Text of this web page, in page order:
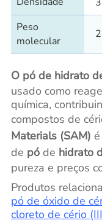
Peso
molecular
O pó de hidrato
usado como
química,
compostos de
Materials (SAM)
de póde hidrato
pureza e preços
Produtos
pó de óxido de
cloreto de cério